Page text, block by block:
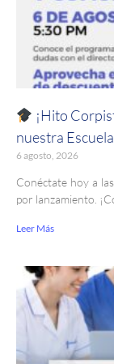
¡Hito
nuestra
6 agosto, 2026
Conéctate hoy a
por lanzamiento.
Leer Más